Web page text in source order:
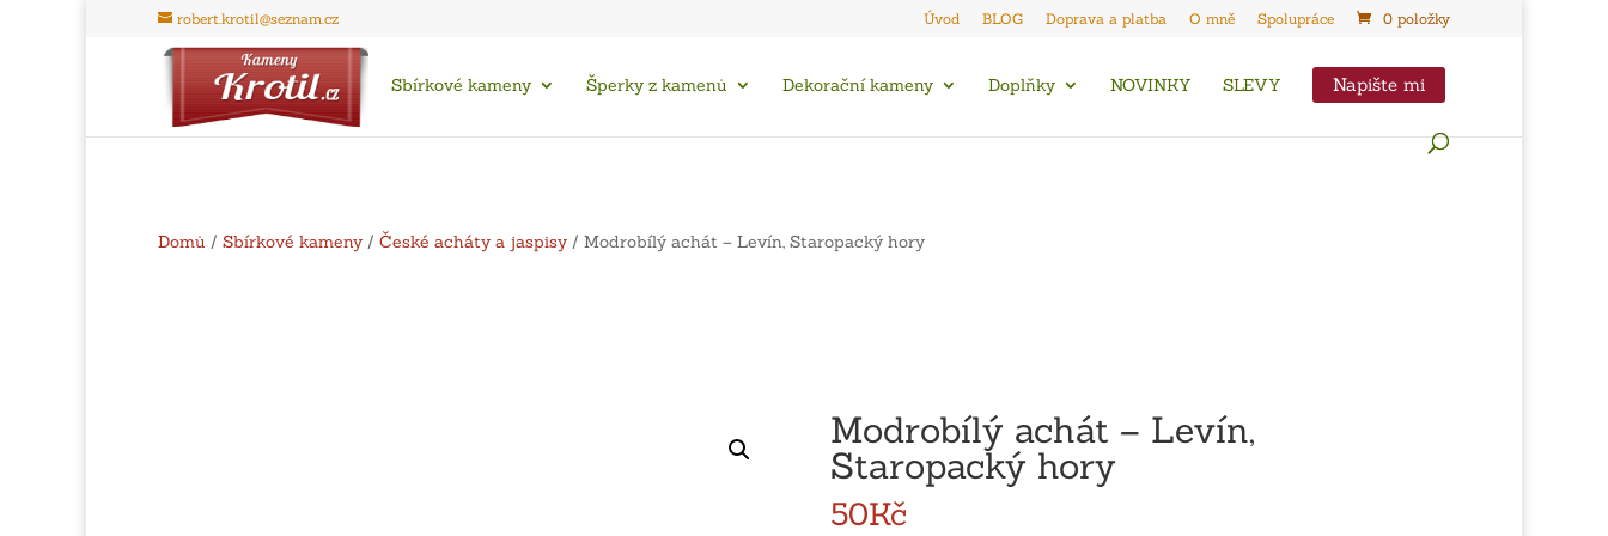
robert.krotil@seznam.cz Úvod BLOG Doprava a platba O mně Spolupráce 0 položky
Sbírkové kameny Šperky z kamenů Dekorační kameny Doplňky NOVINKY SLEVY Napište mi
Domů / Sbírkové kameny / České acháty a jaspisy / Modrobílý achát – Levín, Staropacký hory
Modrobílý achát – Levín,
Staropacký hory
50Kč